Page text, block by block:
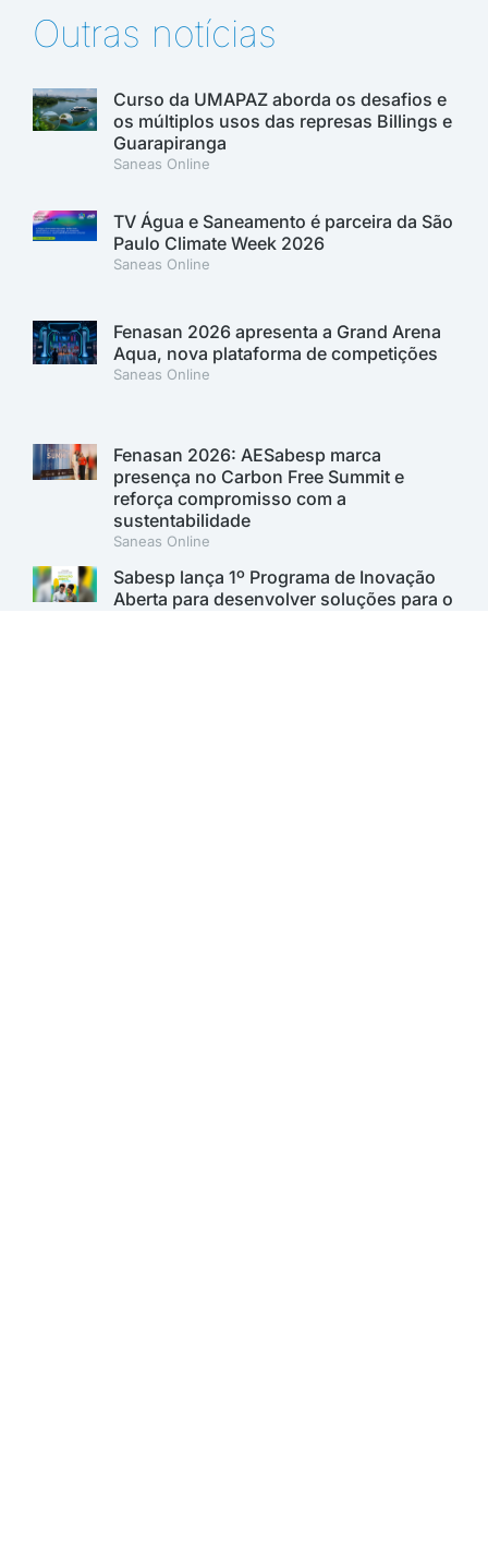
Outras notícias
Curso da UMAPAZ aborda os desafios e
os múltiplos usos das represas Billings e
Guarapiranga
Saneas Online
TV Água e Saneamento é parceira da São
Paulo Climate Week 2026
Saneas Online
Fenasan 2026 apresenta a Grand Arena
Aqua, nova plataforma de competições
Saneas Online
Fenasan 2026: AESabesp marca
presença no Carbon Free Summit e
reforça compromisso com a
sustentabilidade
Saneas Online
Sabesp lança 1º Programa de Inovação
Aberta para desenvolver soluções para o